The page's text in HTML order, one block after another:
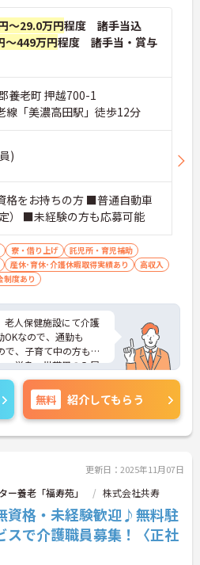
～29.0万円程度 諸手当込
～449万円程度 諸手当・賞与
養老町 押越700-1
線「美濃高田駅」徒歩12分
)
格をお持ちの方 ■普通自動車
） ■未経験の方も応募可能
寮・借り上げ
託児所・育児補助
産休･育休･介護休暇取得実績あり
高収入
制度あり
老人保健施設にて介護
なので、通勤も
で、子育て中の方も安
、単身・世帯用の入居
の他、種類が豊富な充
アップの機会もござ
ますので、メリハリ
の情報や面接のポイン
無料 紹介してもらう
更新日：2025年11月07日
ー養老「福寿苑」 株式会社共寿
資格・未経験歓迎♪無料駐
で介護職員募集！〈正社